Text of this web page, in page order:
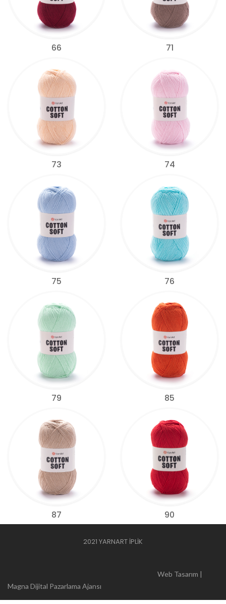
66 71
73 74
75 76
79 85
87 90
2021 YARNART İPLİK
Web Tasarım |
Magna Dijital Pazarlama Ajansı